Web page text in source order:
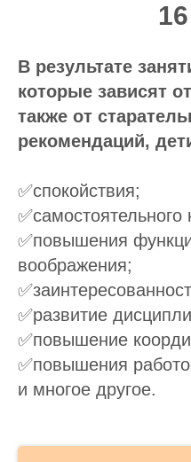
В результате
которые зависят
также от
рекомендаций,
✅спокойствия;
✅самостоятельного
✅повышения
воображения;
✅развитие
✅повышение
✅повышения
и многое другое.